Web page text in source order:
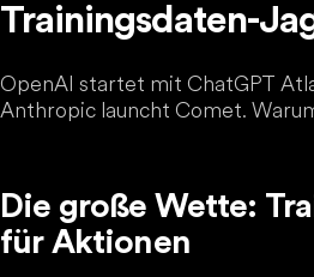
Trainingsdaten-
OpenAI startet mit ChatGPT
Anthropic launcht Comet.
Die große Wette:
für Aktionen